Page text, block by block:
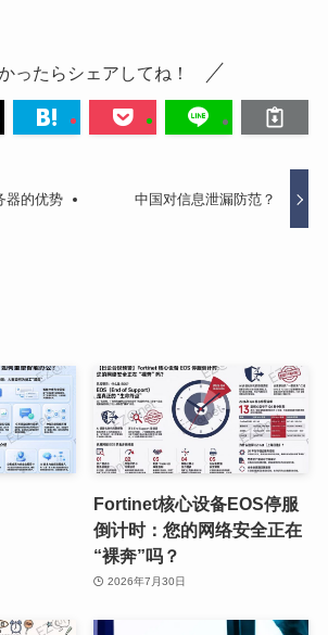
ったらシェアしてね！
器的优势 中国对信息泄漏防范？
Fortinet核心设备EOS停服
倒计时：您的网络安全正在
“裸奔”吗？
2026年7月30日